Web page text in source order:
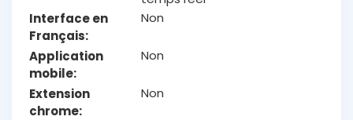
Interface en
Français
Non
Application
mobile
Non
Extension
chrome
Non